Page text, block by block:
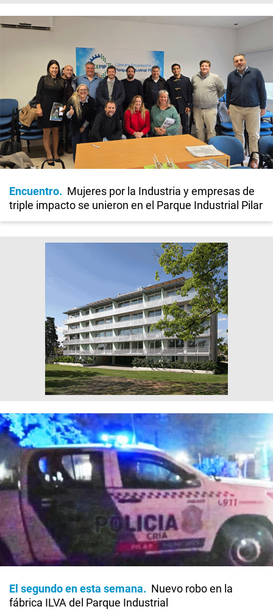
Encuentro
Mujeres por la Industria y empresas de
triple impacto se unieron en el Parque Industrial Pilar
El segundo en esta semana
Nuevo robo en la
fábrica ILVA del Parque Industrial